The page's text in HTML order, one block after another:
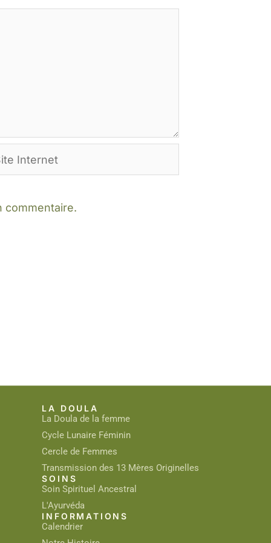
commentaire.
LA DOULA
La Doula de la femme
Cycle Lunaire Féminin
Cercle de Femmes
Transmission des 13 Mères Originelles
SOINS
Soin Spirituel Ancestral
L'Ayurvéda
INFORMATIONS
Calendrier